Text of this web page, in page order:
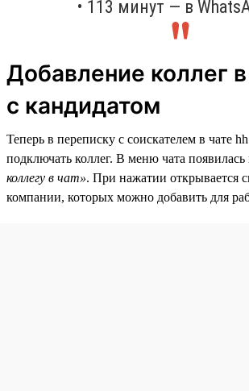
• 113 минут — в
Добавление коллег
с кандидатом
Теперь в переписку с соискателем в чате
подключать коллег. В меню чата появилась
коллегу в чат». При нажатии открывается
компании, которых можно добавить для